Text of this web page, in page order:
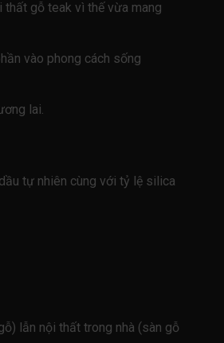
gỗ teak vì thế vừa mang
vào phong cách sống
lai.
tự nhiên cùng với tỷ lệ silica
lẫn nội thất trong nhà (sàn gỗ